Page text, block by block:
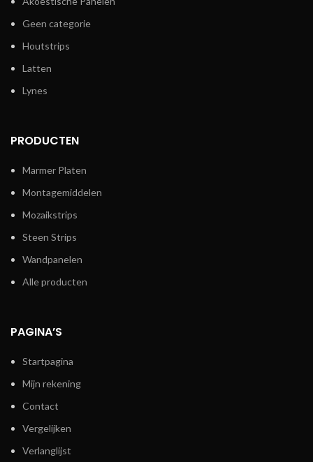
Geen categorie
Houtstrips
Latten
Lynes
PRODUCTEN
Marmer Platen
Montagemiddelen
Mozaikstrips
Steen Strips
Wandpanelen
Alle producten
PAGINA’S
Startpagina
Mijn rekening
Contact
Vergelijken
Verlanglijst